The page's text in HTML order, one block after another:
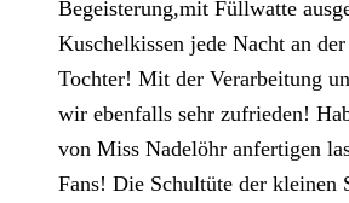
Begeisterung,mit Füllwatte
Kuschelkissen jede Nacht an
Tochter! Mit der Verarbeitung
wir ebenfalls sehr zufrieden!
von Miss Nadelöhr anfertigen
Fans! Die Schultüte der kleinen